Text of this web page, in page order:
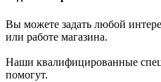
Вы можете задать любой
или работе магазина.
Наши квалифицированные
помогут.